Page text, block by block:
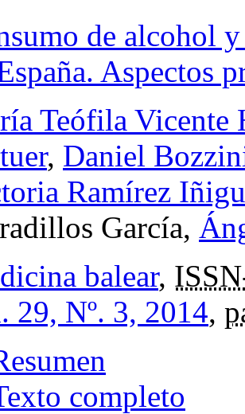
de alcohol
Aspectos
Teófila Vicente
, Daniel
Ramírez
García,
balear,
29, Nº. 3, 2014,
completo